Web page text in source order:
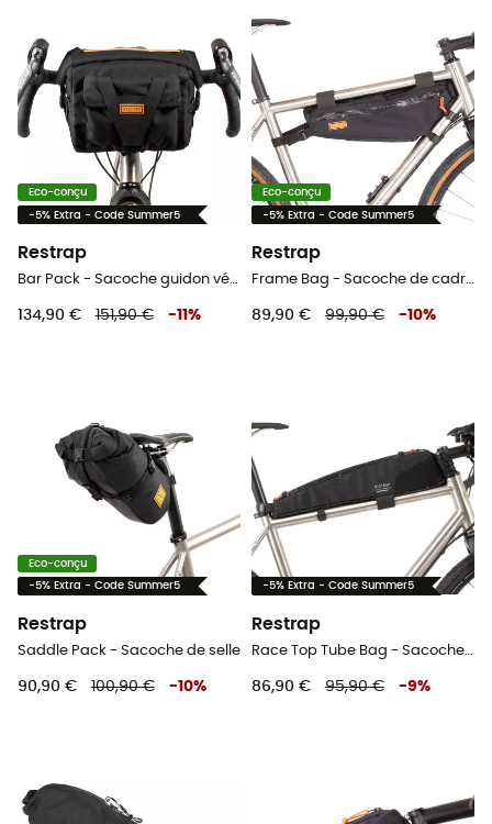
Eco-conçu
-5% Extra - Code Summer5
Restrap
Bar Pack - Sacoche guidon vélo
134,90 € 151,90 € -11 %
Eco-conçu
-5% Extra - Code Summer5
Restrap
Frame Bag - Sacoche de cadre vélo
89,90 € 99,90 € -10%
Eco-conçu
-5% Extra - Code Summer5
Restrap
Saddle Pack - Sacoche de selle
90,90 € 100,90 € -10%
-5% Extra - Code Summer5
Restrap
Race Top Tube Bag - Sacoche de cadre vélo
86,90 € 95,90 € -9%